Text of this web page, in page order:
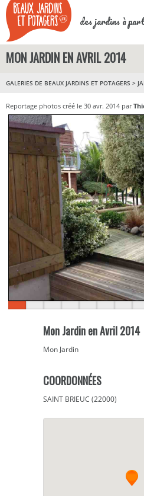
des jardins à
MON JARDIN EN AVRIL 2014
GALERIES DE BEAUX JARDINS ET POTAGERS >
Reportage photos créé le 30 avr. 2014 par
Mon Jardin en Avril 2014
Mon Jardin
COORDONNÉES
SAINT BRIEUC (22000)